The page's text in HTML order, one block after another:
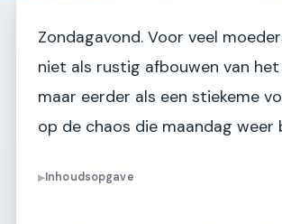
Zondagavond. Voor veel
niet als rustig afbouwen van het
maar eerder als een stiekeme
op de chaos die maandag weer
▶Inhoudsopgave